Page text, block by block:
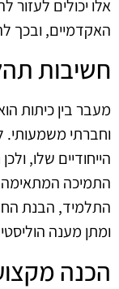
אלו יכולים
האקדמיים, ובכך
חשיבות
מעבר בין כיתות
וחברתי משמעותי.
הייחודיים שלו,
התמיכה
התלמיד, הבנת
ומתן מענה
הכנה